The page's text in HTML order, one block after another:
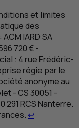
et limites
des
ACM IARDSA
720 € -
: 4 rue Frédéric-
régie par le
anonyme au
-CS 30051 -
291 RCSNanterre.
↩Retour au